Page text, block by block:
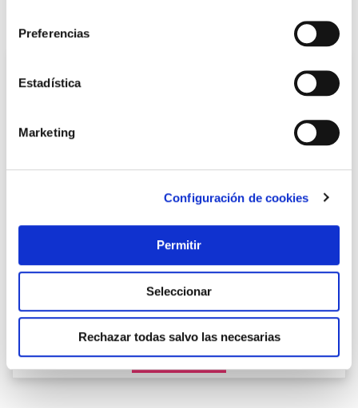
Preferencias
Estadística
Marketing
Configuración de cookies
Permitir
Seleccionar
Rechazar todas salvo las necesarias
60 cm l blanco h2o
9,75 €
Añadir al carrito